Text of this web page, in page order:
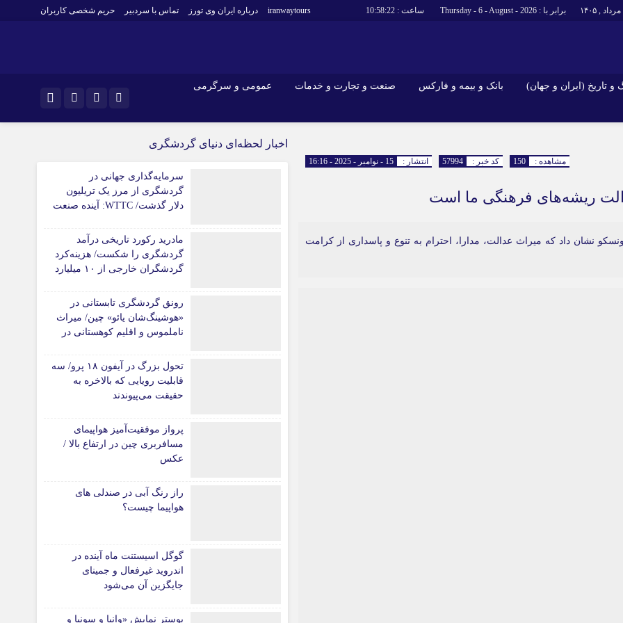
برابر با : Thursday - 6 - August - 2026 ساعت : 10:58:23
iranwaytours درباره ایران وی تورز تماس با سردبیر حریم شخصی کاربران
و تاریخ (ایران و جهان) بانک و بیمه و فارکس صنعت و تجارت و خدمات عمومی و سرگرمی
اینستاگرام
و هتل‌ها و
گزارش‌های خبری میراث فرهنگی
ارزدیجیتال
صنعت و تجارت و خدمات
اقتصاد گردشگری
خودرو
انتشار : 15 - نوامبر - 2025 - 16:16 کد خبر : 57994 مشاهده : 150
ریشه‌های فرهنگی ما است
نشان داد که میراث عدالت، مدارا، احترام به تنوع و پاسداری از کرامت
اخبار لحظه‌ای دنیای گردشگری
سرمایه‌گذاری جهانی در
گردشگری از مرز یک تریلیون
دلار گذشت/ WTTC: آینده صنعت
جهانی تضمین می‌شود
مادرید رکورد تاریخی درآمد
گردشگری را شکست/ هزینه‌کرد
گردشگران خارجی از ۱۰ میلیارد
رونق گردشگری تابستانی در
«هوشینگ‌شان یائو» چین/ میراث
ناملموس و اقلیم کوهستانی در
تحول بزرگ در آیفون ۱۸ پرو/ سه
قابلیت رویایی که بالاخره به
حقیقت می‌پیوندند
پرواز موفقیت‌آمیز هواپیمای
مسافربری چین در ارتفاع بالا /
عکس
راز رنگ آبی در صندلی های
هواپیما چیست؟
گوگل اسیستنت ماه آینده در
اندروید غیرفعال و جمینای
جایگزین آن می‌شود
پوستر نمایش «وانیا و سونیا و